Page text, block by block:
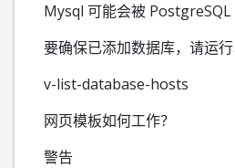
Mysql 可能会被 PostgreSQL
要确保已添加数据库，请运
v-list-database-hosts
网页模板如何工作？
警告